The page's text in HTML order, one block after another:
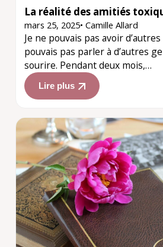
La réalité des amitiés
mars 25, 2025•Camille Allard
Je ne pouvais pas avoir d’autres
pouvais pas parler à d’autres
sourire. Pendant deux mois,…
Lire plus